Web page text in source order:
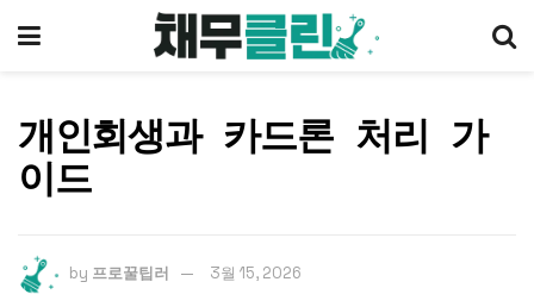
개인회생과 카드론 처리 가
이드
by 프로꿀팁러 3월 15, 2026